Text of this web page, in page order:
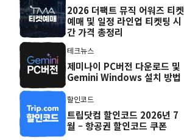
2026 더팩트 뮤직 어워즈 티켓
예매 및 일정 라인업 티켓팅 시
간 가격 총정리
테크뉴스
제미나이 PC버전 다운로드 및
Gemini Windows 설치 방법
할인코드
트립닷컴 할인코드 2026년 7
월 – 항공권 할인코드 쿠폰